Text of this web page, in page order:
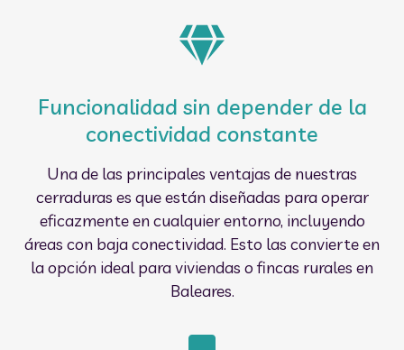
Funcionalidad sin depender de la
conectividad constante
Una de las principales ventajas de nuestras
cerraduras es que están diseñadas para operar
eficazmente en cualquier entorno, incluyendo
áreas con baja conectividad. Esto las convierte en
la opción ideal para viviendas o fincas rurales en
Baleares.